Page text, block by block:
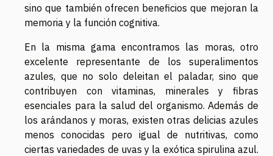
sino que también ofrecen beneficios que mejoran la
memoria y la función cognitiva.
En la misma gama encontramos las moras, otro
excelente representante de los superalimentos
azules, que no solo deleitan el paladar, sino que
contribuyen con vitaminas, minerales y fibras
esenciales para la salud del organismo. Además de
los arándanos y moras, existen otras delicias azules
menos conocidas pero igual de nutritivas, como
ciertas variedades de uvas y la exótica spirulina azul.